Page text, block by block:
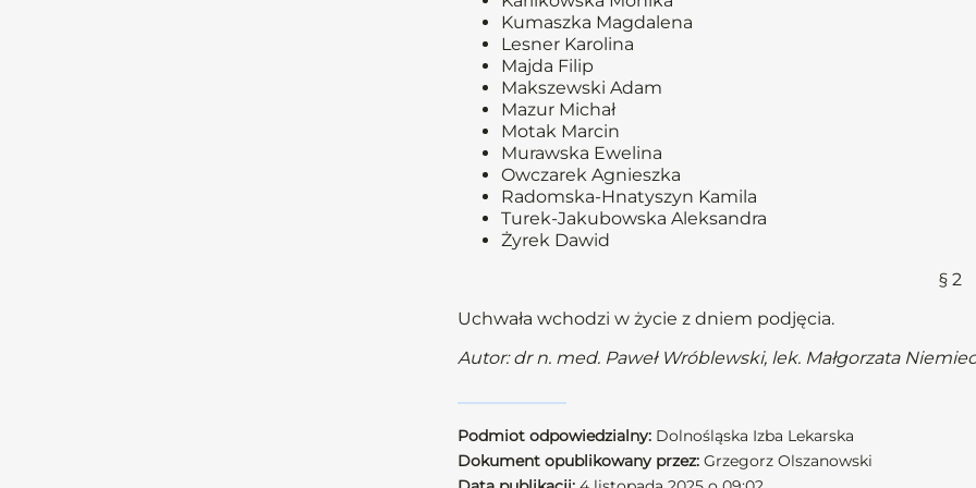
Kumaszka Magdalena
Lesner Karolina
Majda Filip
Makszewski Adam
Mazur Michał
Motak Marcin
Murawska Ewelina
Owczarek Agnieszka
Radomska-Hnatyszyn Kamila
Turek-Jakubowska Aleksandra
Żyrek Dawid
§ 2
Uchwała wchodzi w życie z dniem podjęcia.
Autor: dr n. med. Paweł Wróblewski, lek. Małgorzata Niemiec
Podmiot odpowiedzialny: Dolnośląska Izba Lekarska
Dokument opublikowany przez: Grzegorz Olszanowski